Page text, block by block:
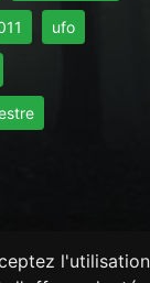
l'utilisation
ufo